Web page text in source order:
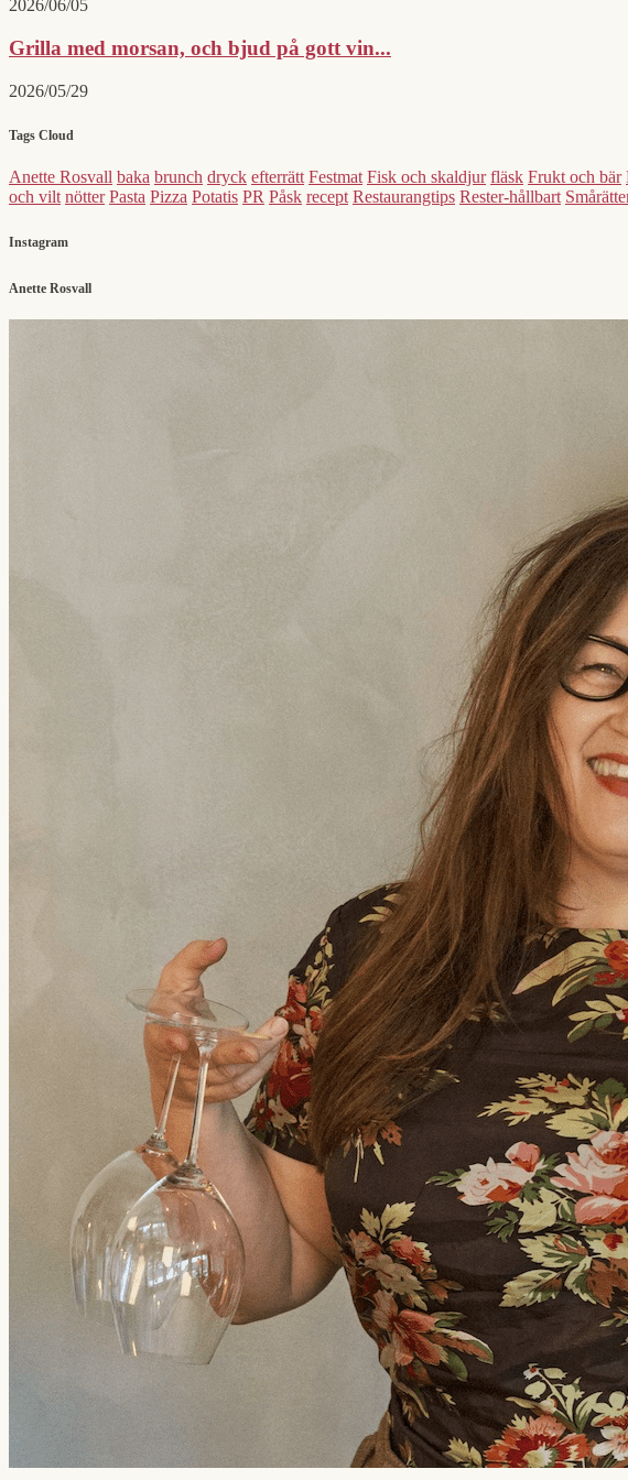
2026/06/05
Grilla med morsan, och bjud på gott vin...
2026/05/29
Tags Cloud
Anette Rosvall baka brunch dryck efterrätt Festmat Fisk och skaldjur fläsk Frukt och bär
och vilt nötter Pasta Pizza Potatis PR Påsk recept Restaurangtips Rester-hållbart
Instagram
Anette Rosvall